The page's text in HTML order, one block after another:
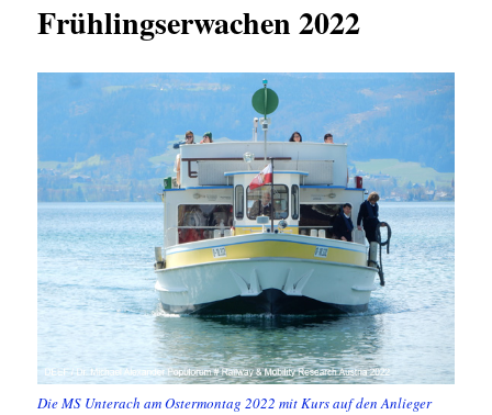
Frühlingserwachen 2022
Die MS Unterach am Ostermontag 2022 mit Kurs auf den Anlieger